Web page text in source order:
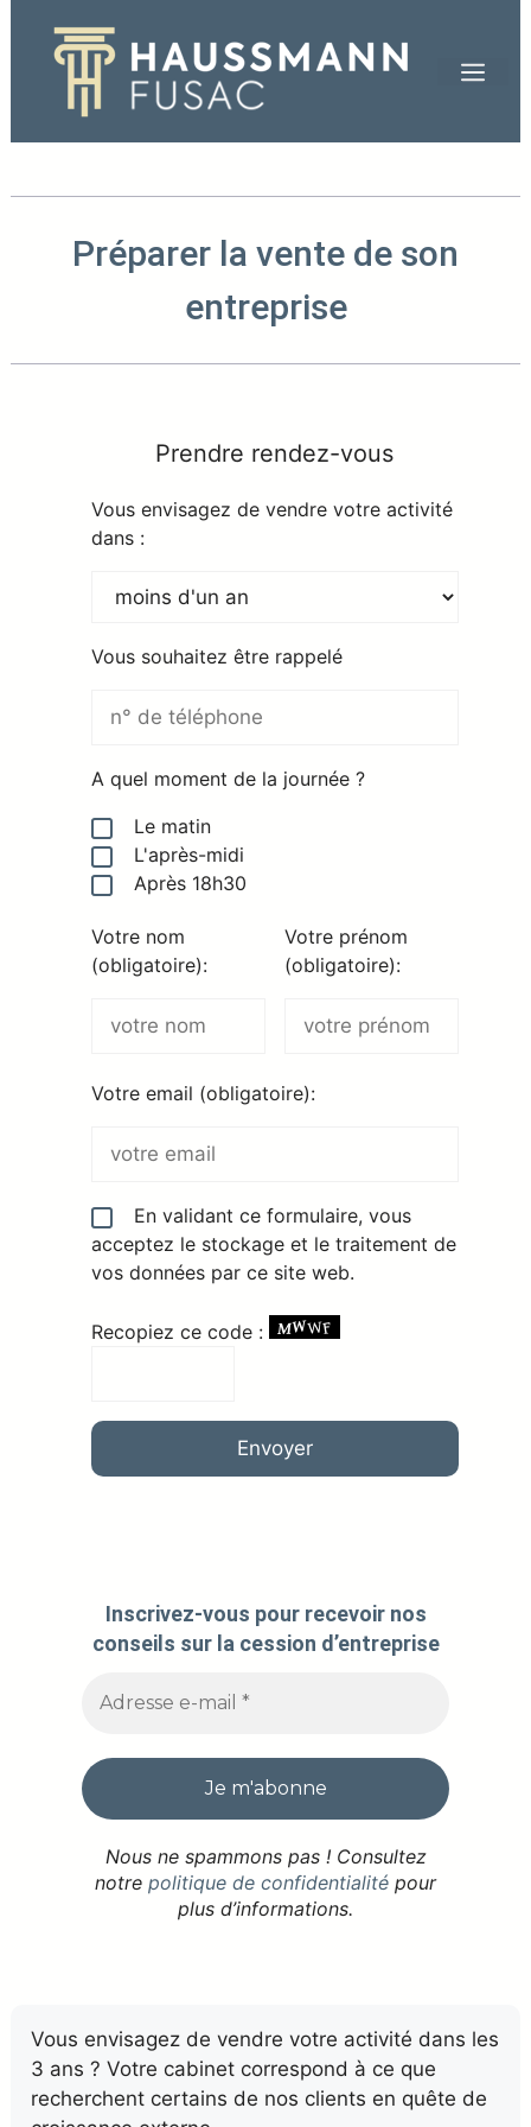
contenu
Préparer la vente de son
entreprise
Prendre rendez-vous
Vous envisagez de vendre votre activité
dans :
Vous souhaitez être rappelé
A quel moment de la journée ?
Le matin
L'après-midi
Après 18h30
Votre nom
(obligatoire):
Votre prénom
(obligatoire):
Votre email (obligatoire):
En validant ce formulaire, vous
acceptez le stockage et le traitement de
vos données par ce site web.
Recopiez ce code :
Inscrivez-vous pour recevoir nos
conseils sur la cession d’entreprise
Nous ne spammons pas ! Consultez
notre politique de confidentialité pour
plus d’informations.
Vous envisagez de vendre votre activité dans les
3 ans ? Votre cabinet correspond à ce que
recherchent certains de nos clients en quête de